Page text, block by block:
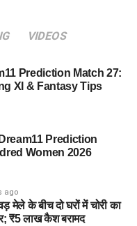
VIDEOS
Prediction Match 27:
XI & Fantasy Tips
Prediction
Women 2026
ago
के बीच दो घरों में चोरी का
₹5 लाख कैश बरामद